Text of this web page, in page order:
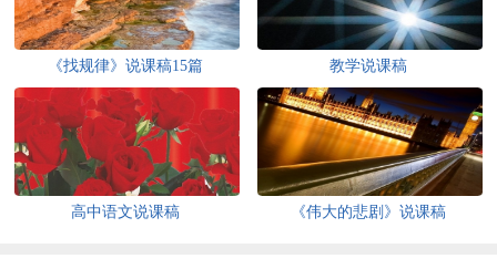
《找规律》说课稿15篇 教学说课稿
高中语文说课稿 《伟大的悲剧》说课稿